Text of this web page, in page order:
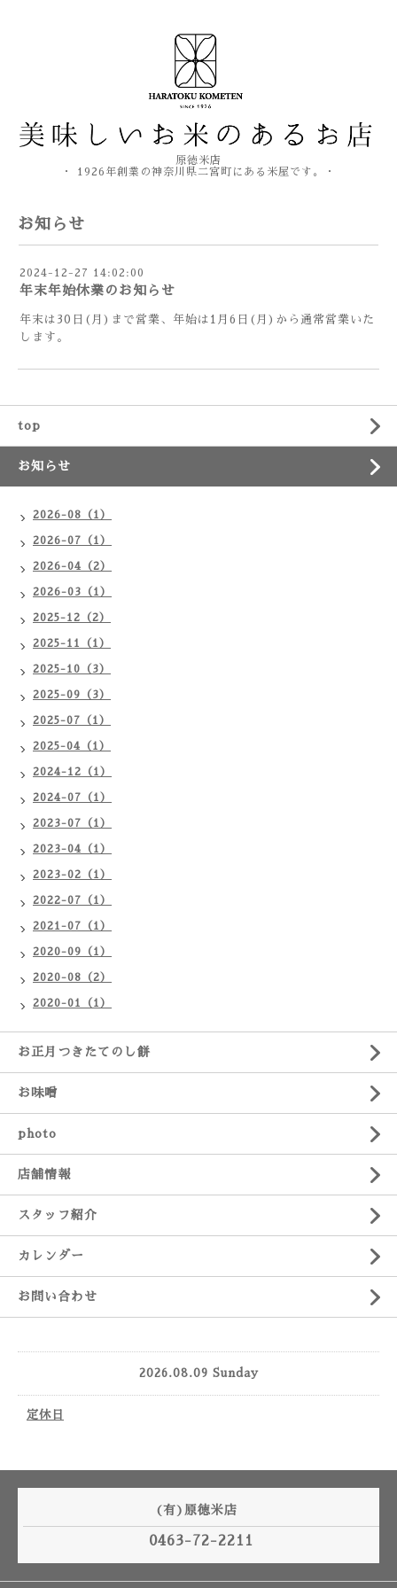
原徳米店
・ 1926年創業の神奈川県二宮町にある米屋です。・
お知らせ
2024-12-27 14:02:00
年末年始休業のお知らせ
年末は30日(月)まで営業、年始は1月6日(月)から通常営業いた
します。
top
お知らせ
2026-08（1）
2026-07（1）
2026-04（2）
2026-03（1）
2025-12（2）
2025-11（1）
2025-10（3）
2025-09（3）
2025-07（1）
2025-04（1）
2024-12（1）
2024-07（1）
2023-07（1）
2023-04（1）
2023-02（1）
2022-07（1）
2021-07（1）
2020-09（1）
2020-08（2）
2020-01（1）
お正月つきたてのし餅
お味噌
photo
店舗情報
スタッフ紹介
カレンダー
お問い合わせ
2026.08.09 Sunday
定休日
(有)原徳米店
0463-72-2211